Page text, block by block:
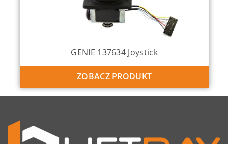
GENIE 137634 Joystick
ZOBACZ PRODUKT